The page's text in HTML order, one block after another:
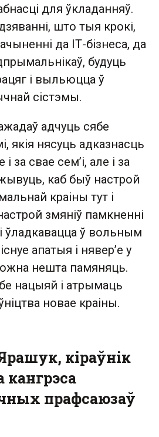
для ўкладанняў.
што тыя крокі,
да ІТ-бізнеса, да
будуць
і выльюцца ў
сістэмы.
адчуць сябе
якія нясуць адказнасць
за свае сем’і, але і за
каб быў настрой
краіны тут і
змяніў памкненні
ўладкавацца ў вольным
апатыя і нявер’е у
нешта памяняць.
нацыяй і атрымаць
новае краіны.
кіраўнік
кангрэса
прафсаюзаў